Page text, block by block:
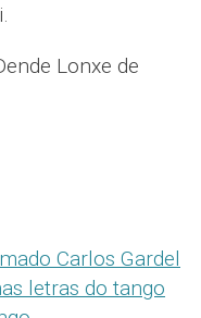
Lonxe de
Carlos Gardel
letras do tango